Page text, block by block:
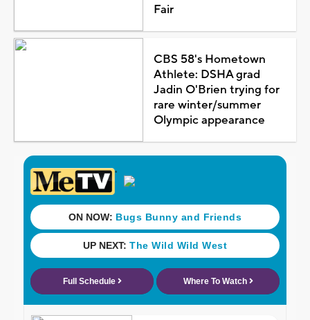
Fair
CBS 58's Hometown
Athlete: DSHA grad
Jadin O'Brien trying for
rare winter/summer
Olympic appearance